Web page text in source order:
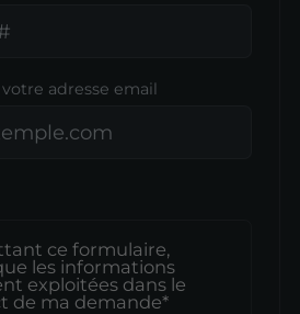
votre adresse email
ce formulaire,
les informations
exploitées dans le
de ma demande*